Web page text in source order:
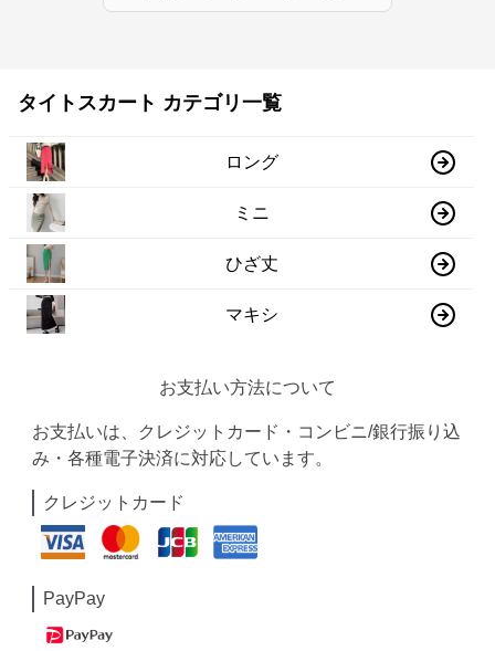
タイトスカート カテゴリ一覧
ロング
ミニ
ひざ丈
マキシ
お支払い方法について
お支払いは、クレジットカード・コンビニ/銀行振り込
み・各種電子決済に対応しています。
クレジットカード
PayPay